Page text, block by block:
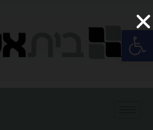
פתח סרגל נגישות